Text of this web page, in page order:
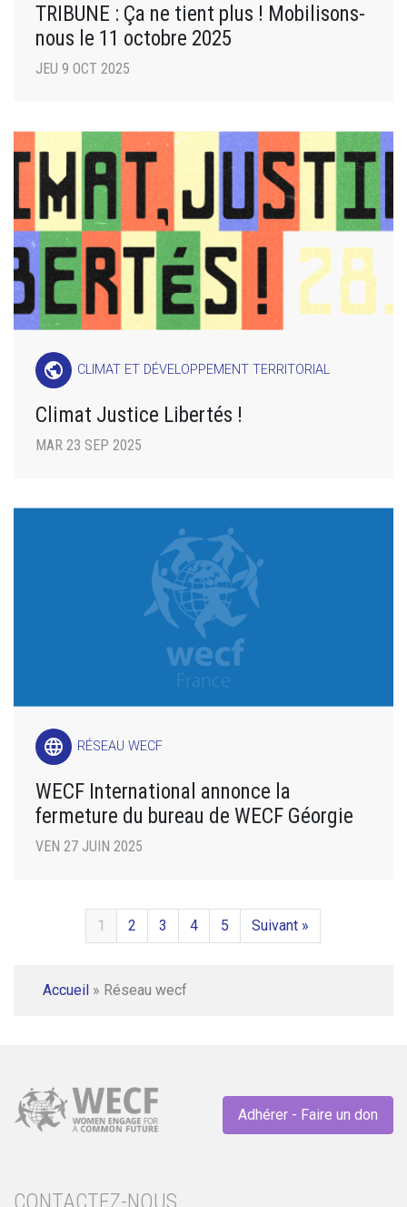
TRIBUNE : Ça ne tient plus ! Mobilisons-
nous le 11 octobre 2025
JEU 9 OCT 2025
public CLIMAT ET DÉVELOPPEMENT TERRITORIAL
Climat Justice Libertés !
MAR 23 SEP 2025
language RÉSEAU WECF
WECF International annonce la
fermeture du bureau de WECF Géorgie
VEN 27 JUIN 2025
1 2 3 4 5 Suivant »
Accueil » Réseau wecf
Adhérer - Faire un don
CONTACTEZ-NOUS